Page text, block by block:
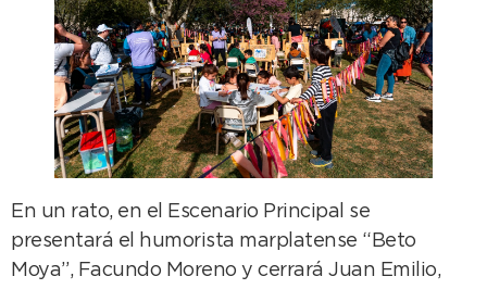
En un rato, en el Escenario Principal se
presentará el humorista marplatense “Beto
Moya”, Facundo Moreno y cerrará Juan Emilio,